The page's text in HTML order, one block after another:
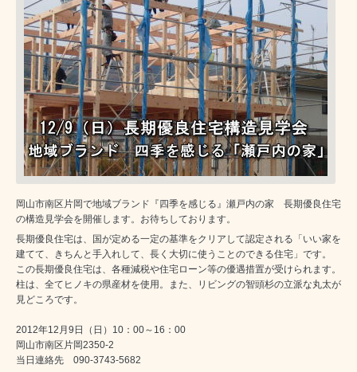
岡山市南区片岡で地域ブランド『四季を感じる』瀬戸内の家 長期優良住宅
の構造見学会を開催します。お待ちしております。
長期優良住宅は、国が定める一定の基準をクリアして認定される「いい家を
建てて、きちんと手入れして、長く大切に使うことのできる住宅」です。
この長期優良住宅は、各種減税や住宅ローン等の優遇措置が受けられます。
柱は、全てヒノキの県産材を使用。また、リビングの智頭杉の立派な丸太が
見どころです。
2012年12月9日（日）10：00～16：00
岡山市南区片岡2350-2
当日連絡先 090-3743-5682